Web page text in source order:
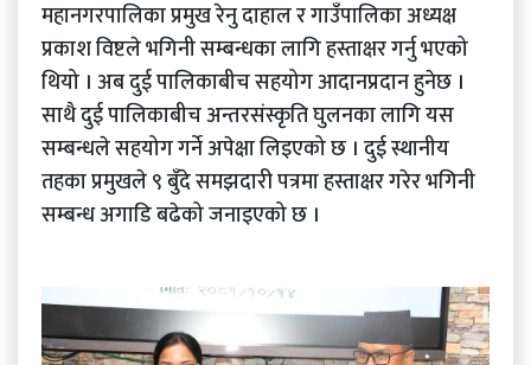
महानगरपालिका प्रमुख रेनु दाहाल र गाउँपालिका अध्यक्ष
प्रकाश विष्टले भगिनी सम्बन्धका लागि हस्ताक्षर गर्नु भएको
थियो । अब दुई पालिकाबीच सहयोग आदानप्रदान हुनेछ ।
साथै दुई पालिकाबीच अन्तरसंस्कृति घुलनका लागि यस
सम्बन्धले सहयोग गर्ने अपेक्षा लिइएको छ । दुई स्थानीय
तहका प्रमुखले ९ बुँदे समझदारी पत्रमा हस्ताक्षर गरेर भगिनी
सम्बन्ध अगाडि बढेको जनाइएको छ ।